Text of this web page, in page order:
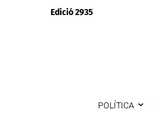
Edició 2935
POLÍTICA